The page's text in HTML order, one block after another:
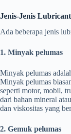
Jenis-Jenis Lubricant
Ada beberapa jenis
1. Minyak pelumas
Minyak pelumas
Minyak pelumas
seperti motor, mobil,
dari bahan mineral
dan viskositas yang
2. Gemuk pelumas